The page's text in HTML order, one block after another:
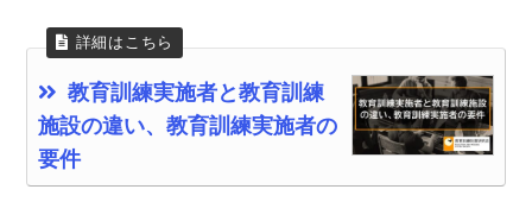
教育訓練実施者と教育訓練
施設の違い、教育訓練実施者の
要件